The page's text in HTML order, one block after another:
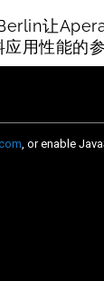
让
用性能的